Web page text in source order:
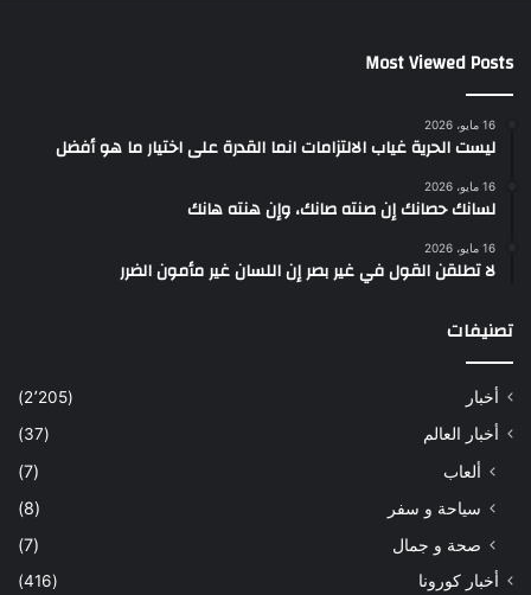
Most Viewed Posts
16 مايو، 2026
ليست الحرية غياب الالتزامات انما القدرة على اختيار ما هو أفضل
16 مايو، 2026
لسانك حصانك إن صنته صانك، وإن هنته هانك
16 مايو، 2026
لا تطلقن القول في غير بصر إن اللسان غير مأمون الضرر
تصنيفات
أخبار
(2٬205)
أخبار العالم
(37)
ألعاب
(7)
سياحة و سفر
(8)
صحة و جمال
(7)
أخبار كورونا
(416)